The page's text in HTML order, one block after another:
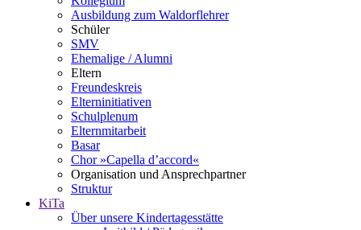
Ausbildung zum Waldorflehrer
Schüler
SMV
Ehemalige / Alumni
Eltern
Freundeskreis
Elterninitiativen
Schulplenum
Elternmitarbeit
Basar
Chor »Capella d’accord«
Organisation und Ansprechpartner
Struktur
KiTa
Über unsere Kindertagesstätte